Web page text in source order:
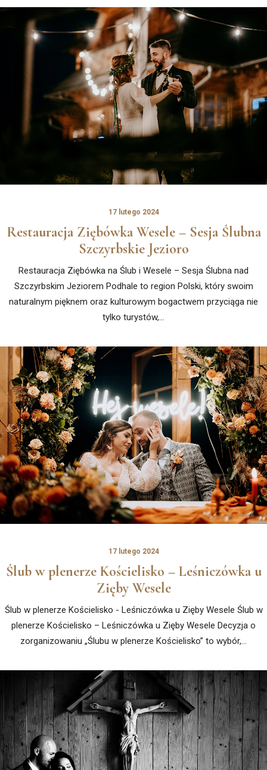
17 lutego 2024
Restauracja Ziębówka Wesele – Sesja Ślubna
Szczyrbskie Jezioro
Restauracja Ziębówka na Ślub i Wesele – Sesja Ślubna nad
Szczyrbskim Jeziorem Podhale to region Polski, który swoim
naturalnym pięknem oraz kulturowym bogactwem przyciąga nie
tylko turystów,…
17 lutego 2024
Ślub w plenerze Kościelisko – Leśniczówka u
Zięby Wesele
Ślub w plenerze Kościelisko - Leśniczówka u Zięby Wesele Ślub w
plenerze Kościelisko – Leśniczówka u Zięby Wesele Decyzja o
zorganizowaniu „Ślubu w plenerze Kościelisko” to wybór,…